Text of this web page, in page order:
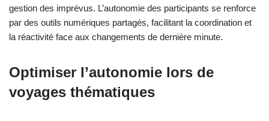
gestion des imprévus. L’autonomie des participants se renforce
par des outils numériques partagés, facilitant la coordination et
la réactivité face aux changements de dernière minute.
Optimiser l’autonomie lors de
voyages thématiques